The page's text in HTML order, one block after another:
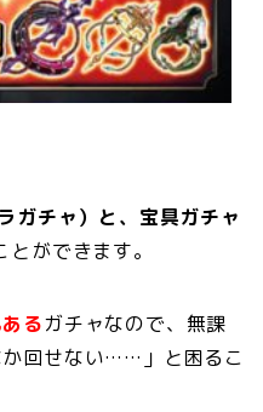
ガチャ）と、宝具ガチャ
とができます。
るガチャなので、無課
回せない……」と困るこ